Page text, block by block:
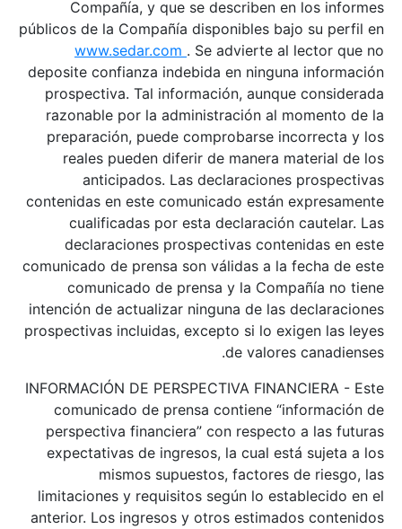
Compañía, y que se describen en los informes
públicos de la Compañía disponibles bajo su perfil en
www.sedar.com . Se advierte al lector que no
deposite confianza indebida en ninguna información
prospectiva. Tal información, aunque considerada
razonable por la administración al momento de la
preparación, puede comprobarse incorrecta y los
reales pueden diferir de manera material de los
anticipados. Las declaraciones prospectivas
contenidas en este comunicado están expresamente
cualificadas por esta declaración cautelar. Las
declaraciones prospectivas contenidas en este
comunicado de prensa son válidas a la fecha de este
comunicado de prensa y la Compañía no tiene
intención de actualizar ninguna de las declaraciones
prospectivas incluidas, excepto si lo exigen las leyes
de valores canadienses.
INFORMACIÓN DE PERSPECTIVA FINANCIERA - Este
comunicado de prensa contiene “información de
perspectiva financiera” con respecto a las futuras
expectativas de ingresos, la cual está sujeta a los
mismos supuestos, factores de riesgo, las
limitaciones y requisitos según lo establecido en el
anterior. Los ingresos y otros estimados contenidos